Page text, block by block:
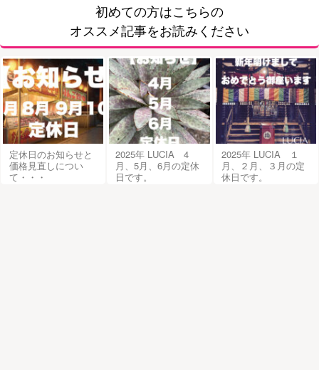
初めての方はこちらの
オススメ記事をお読みください
定休日のお知らせと
価格見直しについ
て・・・
2025年 LUCIA 4
月、5月、6月の定休
日です。
2025年 LUCIA １
月、２月、３月の定
休日です。